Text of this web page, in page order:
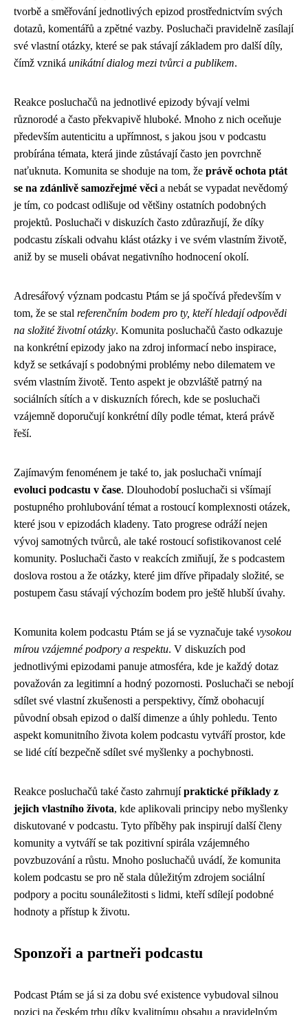
tvorbě a směřování jednotlivých epizod prostřednictvím svých
dotazů, komentářů a zpětné vazby. Posluchači pravidelně zasílají
své vlastní otázky, které se pak stávají základem pro další díly,
čímž vzniká unikátní dialog mezi tvůrci a publikem.
Reakce posluchačů na jednotlivé epizody bývají velmi
různorodé a často překvapivě hluboké. Mnoho z nich oceňuje
především autenticitu a upřímnost, s jakou jsou v podcastu
probírána témata, která jinde zůstávají často jen povrchně
naťuknuta. Komunita se shoduje na tom, že právě ochota ptát
se na zdánlivě samozřejmé věci a nebát se vypadat nevědomý
je tím, co podcast odlišuje od většiny ostatních podobných
projektů. Posluchači v diskuzích často zdůrazňují, že díky
podcastu získali odvahu klást otázky i ve svém vlastním životě,
aniž by se museli obávat negativního hodnocení okolí.
Adresářový význam podcastu Ptám se já spočívá především v
tom, že se stal referenčním bodem pro ty, kteří hledají odpovědi
na složité životní otázky. Komunita posluchačů často odkazuje
na konkrétní epizody jako na zdroj informací nebo inspirace,
když se setkávají s podobnými problémy nebo dilematem ve
svém vlastním životě. Tento aspekt je obzvláště patrný na
sociálních sítích a v diskuzních fórech, kde se posluchači
vzájemně doporučují konkrétní díly podle témat, která právě
řeší.
Zajímavým fenoménem je také to, jak posluchači vnímají
evoluci podcastu v čase. Dlouhodobí posluchači si všímají
postupného prohlubování témat a rostoucí komplexnosti otázek,
které jsou v epizodách kladeny. Tato progrese odráží nejen
vývoj samotných tvůrců, ale také rostoucí sofistikovanost celé
komunity. Posluchači často v reakcích zmiňují, že s podcastem
doslova rostou a že otázky, které jim dříve připadaly složité, se
postupem času stávají výchozím bodem pro ještě hlubší úvahy.
Komunita kolem podcastu Ptám se já se vyznačuje také vysokou
mírou vzájemné podpory a respektu. V diskuzích pod
jednotlivými epizodami panuje atmosféra, kde je každý dotaz
považován za legitimní a hodný pozornosti. Posluchači se nebojí
sdílet své vlastní zkušenosti a perspektivy, čímž obohacují
původní obsah epizod o další dimenze a úhly pohledu. Tento
aspekt komunitního života kolem podcastu vytváří prostor, kde
se lidé cítí bezpečně sdílet své myšlenky a pochybnosti.
Reakce posluchačů také často zahrnujípraktické příklady z
jejich vlastního života, kde aplikovali principy nebo myšlenky
diskutované v podcastu. Tyto příběhy pak inspirují další členy
komunity a vytváří se tak pozitivní spirála vzájemného
povzbuzování a růstu. Mnoho posluchačů uvádí, že komunita
kolem podcastu se pro ně stala důležitým zdrojem sociální
podpory a pocitu sounáležitosti s lidmi, kteří sdílejí podobné
hodnoty a přístup k životu.
Sponzoři a partneři podcastu
Podcast Ptám se já si za dobu své existence vybudoval silnou
pozici na českém trhu díky kvalitnímu obsahu a pravidelným